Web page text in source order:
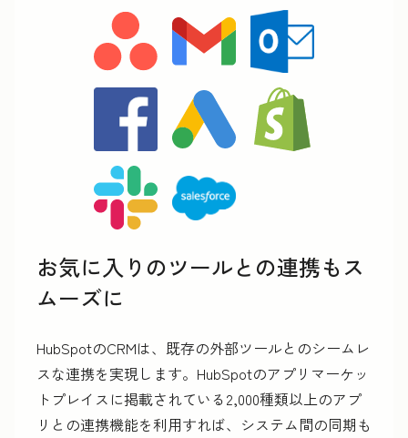
お気に入りのツールとの連携もス
ムーズに
HubSpotのCRMは、既存の外部ツールとのシームレ
スな連携を実現します。HubSpotのアプリマーケッ
トプレイスに掲載されている2,000種類以上のアプ
リとの連携機能を利用すれば、システム間の同期も